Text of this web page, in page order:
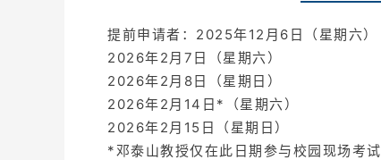
提前申请者：2025年12月6日（星期六）
2026年2月7日（星期六）
2026年2月8日（星期日）
2026年2月14日*（星期六）
2026年2月15日（星期日）
*邓泰山教授仅在此日期参与校园现场考试